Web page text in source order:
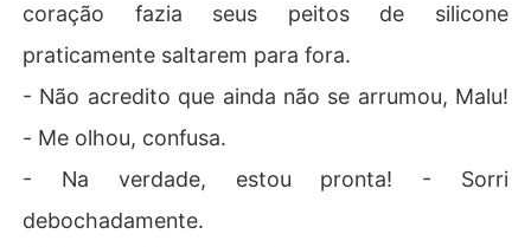
coração fazia seus peitos de silicone
praticamente saltarem para fora.
- Não acredito que ainda não se arrumou, Malu!
- Me olhou, confusa.
- Na verdade, estou pronta! - Sorri
debochadamente.